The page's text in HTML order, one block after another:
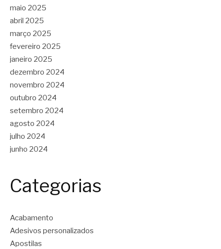
maio 2025
abril 2025
março 2025
fevereiro 2025
janeiro 2025
dezembro 2024
novembro 2024
outubro 2024
setembro 2024
agosto 2024
julho 2024
junho 2024
Categorias
Acabamento
Adesivos personalizados
Apostilas